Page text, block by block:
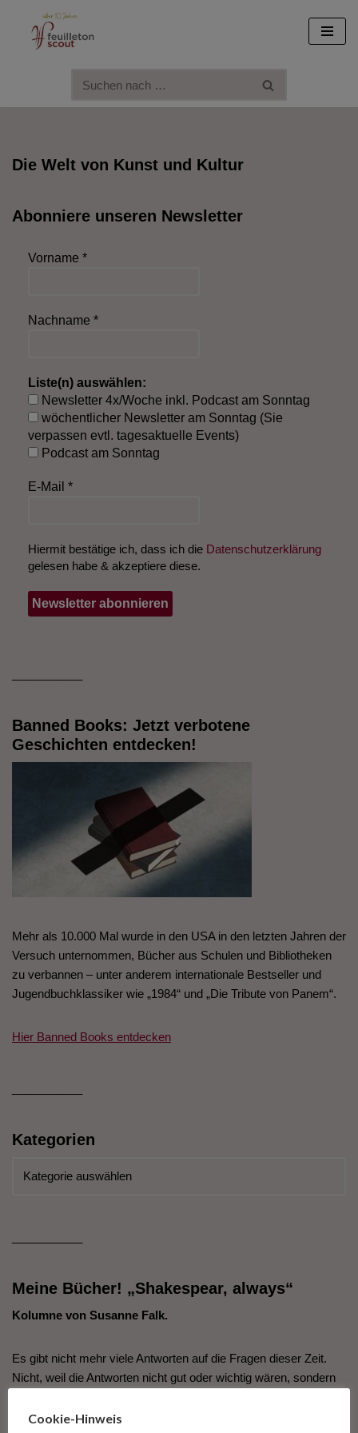
Zum
Die Welt von Kunst und Kultur
Abonniere unseren Newsletter
Vorname *
Nachname *
Liste(n) auswählen:
Newsletter 4x/Woche inkl. Podcast am Sonntag
wöchentlicher Newsletter am Sonntag (Sie
verpassen evtl. tagesaktuelle Events)
Podcast am Sonntag
E-Mail *
Hiermit bestätige ich, dass ich die Datenschutzerklärung
gelesen habe & akzeptiere diese.
Banned Books: Jetzt verbotene
Geschichten entdecken!
Mehr als 10.000 Mal wurde in den USA in den letzten Jahren der
Versuch unternommen, Bücher aus Schulen und Bibliotheken
zu verbannen – unter anderem internationale Bestseller und
Jugendbuchklassiker wie „1984“ und „Die Tribute von Panem“.
Hier Banned Books entdecken
Kategorien
Meine Bücher! „Shakespear, always“
Kolumne von Susanne Falk.
Es gibt nicht mehr viele Antworten auf die Fragen dieser Zeit.
Nicht, weil die Antworten nicht gut oder wichtig wären, sondern
erscheinen, dass wir den Antworten darauf nicht mehr
Cookie-Hinweis